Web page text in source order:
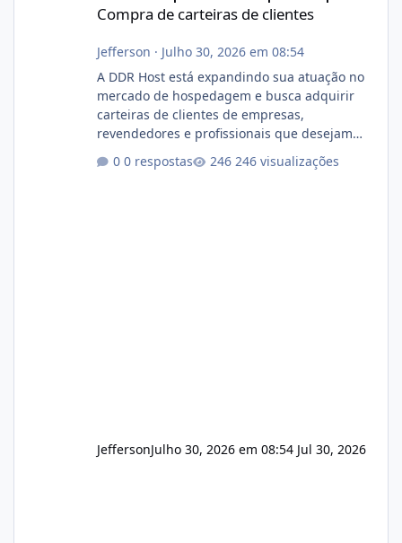
Compra de carteiras de clientes
Jefferson · Julho 30, 2026 em 08:54
A DDR Host está expandindo sua atuação no
mercado de hospedagem e busca adquirir
carteiras de clientes de empresas,
revendedores e profissionais que desejam
encerrar suas atividades ou reduzir sua
operação. Se você possui clientes ativos de
0 respostas 246 visualizações
JeffersonJulho 30, 2026 em 08:54 Jul 30, 2026